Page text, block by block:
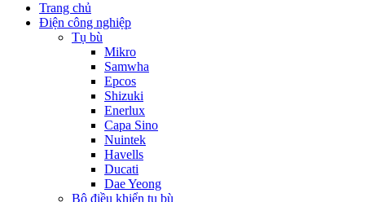
Trang chủ
Điện công nghiệp
Tụ bù
Mikro
Samwha
Epcos
Shizuki
Enerlux
Capa Sino
Nuintek
Havells
Ducati
Dae Yeong
Bộ điều khiển tụ bù